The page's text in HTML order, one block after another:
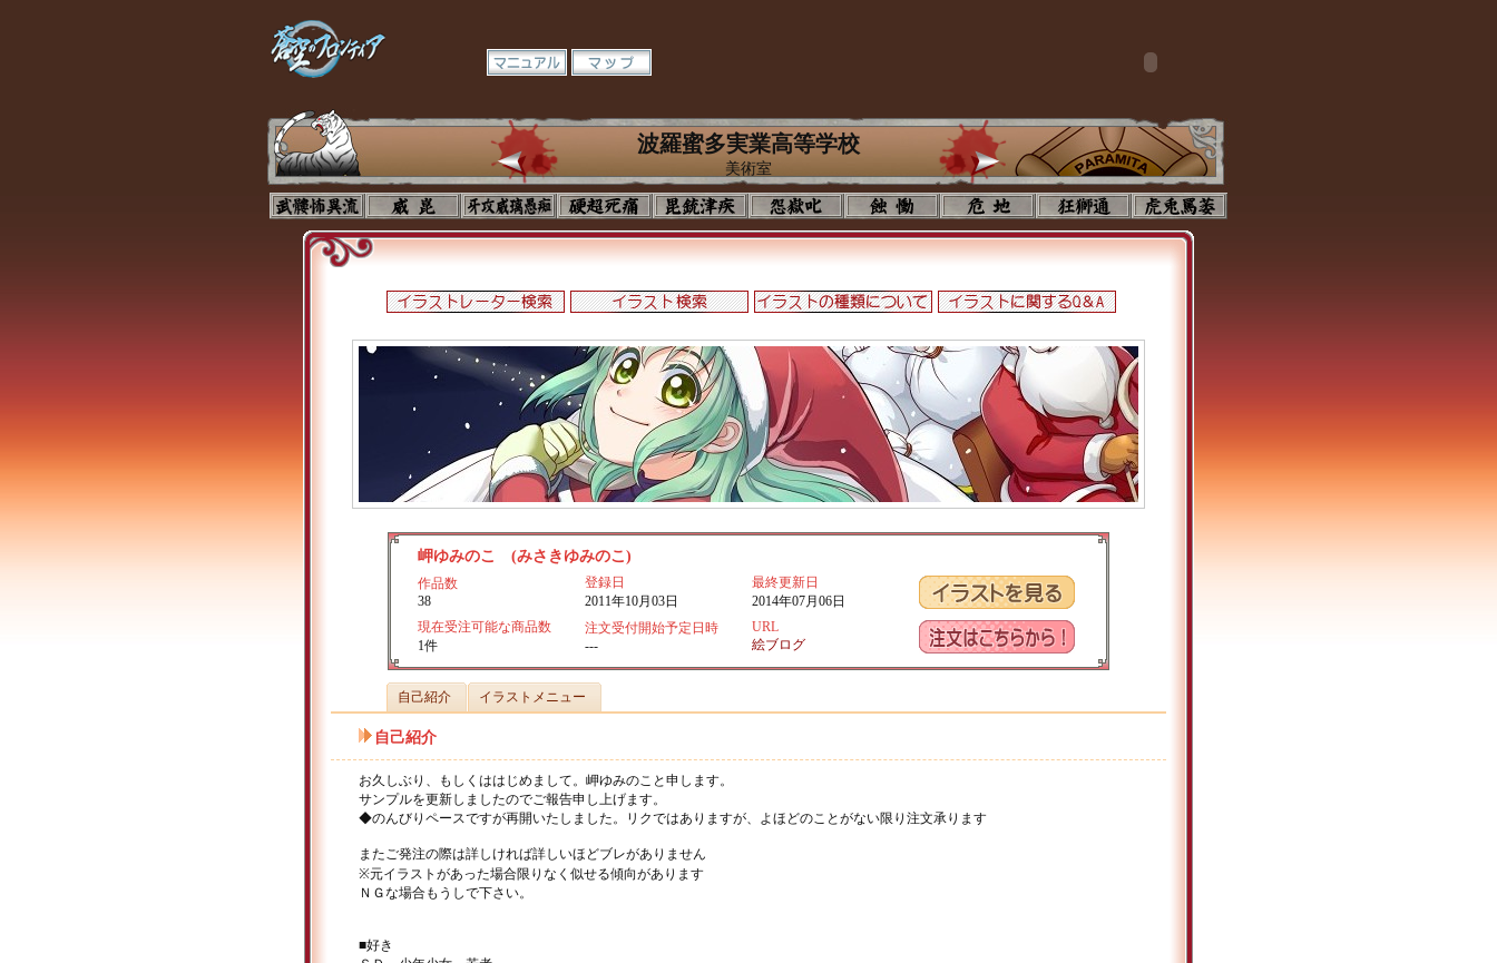
波羅蜜多実業高等学校
美術室
岬ゆみのこ (みさきゆみのこ)
作品数
38
登録日
2011年10月03日
最終更新日
2014年07月06日
現在受注可能な商品数
1件
注文受付開始予定日時
---
URL
絵ブログ
自己紹介 イラストメニュー
自己紹介
お久しぶり、もしくははじめまして。岬ゆみのこと申します。
サンプルを更新しましたのでご報告申し上げます。
◆のんびりペースですが再開いたしました。リクではありますが、よほどのことがない限り注文承ります
またご発注の際は詳しければ詳しいほどブレがありません
※元イラストがあった場合限りなく似せる傾向があります
ＮＧな場合もうしで下さい。
■好き